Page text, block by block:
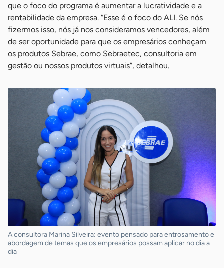
que o foco do programa é aumentar a lucratividade e a
rentabilidade da empresa. “Esse é o foco do ALI. Se nós
fizermos isso, nós já nos consideramos vencedores, além
de ser oportunidade para que os empresários conheçam
os produtos Sebrae, como Sebraetec, consultoria em
gestão ou nossos produtos virtuais”, detalhou.
A consultora Marina Silveira: evento pensado para entrosamento e
abordagem de temas que os empresários possam aplicar no dia a
dia